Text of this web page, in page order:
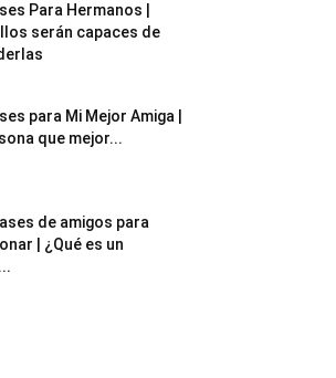
Para Hermanos |
serán capaces de
para Mi Mejor Amiga |
que mejor...
de amigos para
| ¿Qué es un